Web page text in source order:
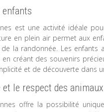
est une activité idéale
en plein air permet aux
la randonnée. Les enfants
créant des souvenirs
et de découverte dans
le respect des animaux
offre la possibilité